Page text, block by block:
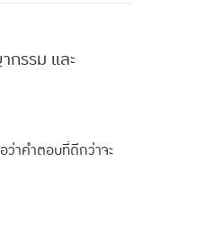
กรรม และ
ว่าคำตอบที่ดีกว่าจะ